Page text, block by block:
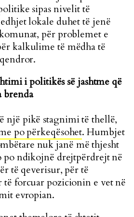
sipas nivelit të
lokale duhet të jenë
për problemet e
kalkulime të mëdha të
i politikës së jashtme që
brenda
një pikë stagnimi të thellë,
po përkeqësohet. Humbjet
nuk janë më thjesht
po ndikojnë drejtpërdrejt në
të qeverisur, për të
forcuar pozicionin e vet në
evropian.